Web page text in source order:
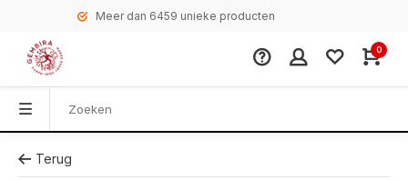
Meer dan 6459 unieke producten
0
Terug